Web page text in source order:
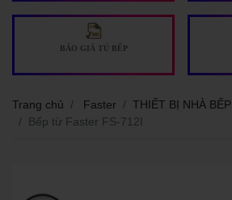
BÁO GIÁ TỦ BẾP
Trang chủ Faster THIẾT BỊ NHÀ BẾP
Bếp từ Faster FS-712I